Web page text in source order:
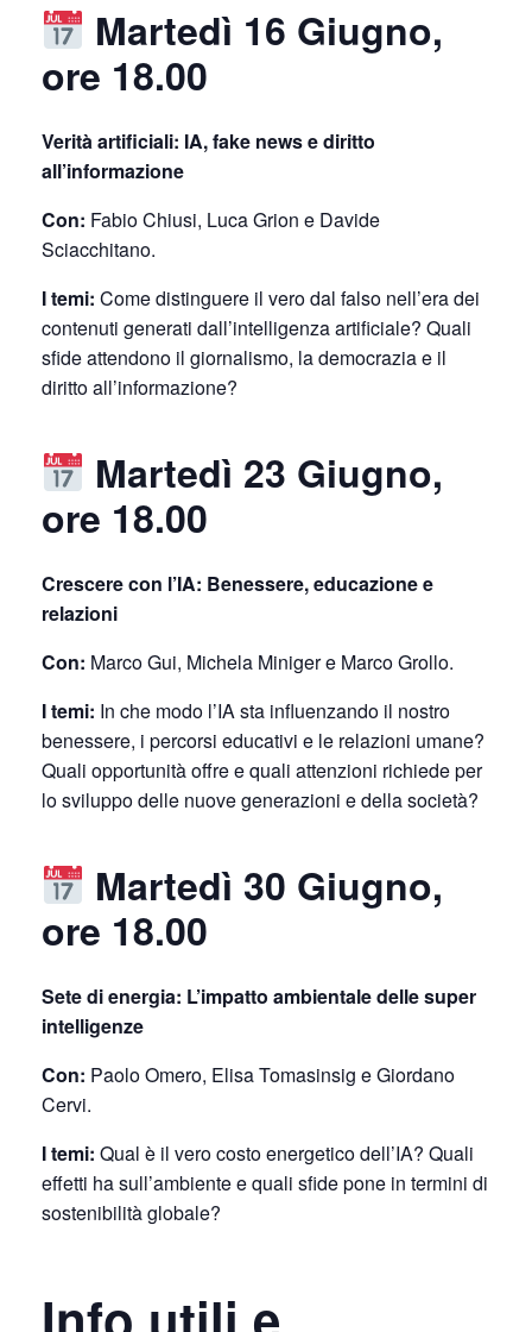
Martedì 16 Giugno,
ore 18.00
Verità artificiali: IA, fake news e diritto
all’informazione
Con: Fabio Chiusi, Luca Grion e Davide
Sciacchitano.
I temi: Come distinguere il vero dal falso nell’era dei
contenuti generati dall’intelligenza artificiale? Quali
sfide attendono il giornalismo, la democrazia e il
diritto all’informazione?
Martedì 23 Giugno,
ore 18.00
Crescere con l’IA: Benessere, educazione e
relazioni
Con: Marco Gui, Michela Miniger e Marco Grollo.
I temi: In che modo l’IA sta influenzando il nostro
benessere, i percorsi educativi e le relazioni umane?
Quali opportunità offre e quali attenzioni richiede per
lo sviluppo delle nuove generazioni e della società?
Martedì 30 Giugno,
ore 18.00
Sete di energia: L’impatto ambientale delle super
intelligenze
Con: Paolo Omero, Elisa Tomasinsig e Giordano
Cervi.
I temi: Qual è il vero costo energetico dell’IA? Quali
effetti ha sull’ambiente e quali sfide pone in termini di
sostenibilità globale?